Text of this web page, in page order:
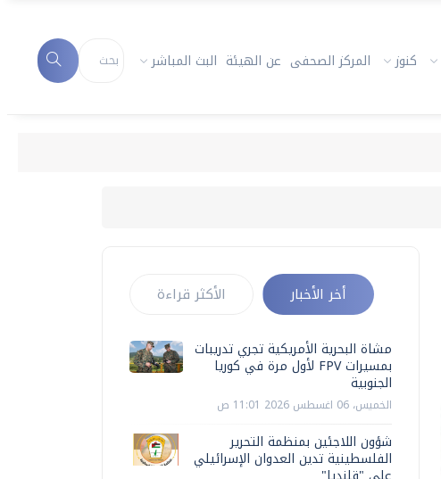
كنوز المركز الصحفى عن الهيئة البث المباشر
أخر الأخبار الأكثر قراءة
مشاة البحرية الأمريكية تجري تدريبات
بمسيرات FPV لأول مرة في كوريا
الجنوبية
الخميس، 06 اغسطس 2026 11:01 ص
شؤون اللاجئين بمنظمة التحرير
الفلسطينية تدين العدوان الإسرائيلي